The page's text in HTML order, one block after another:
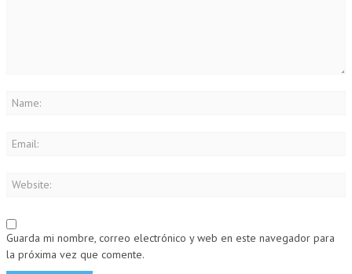
Guarda mi nombre, correo electrónico y web en este navegador para
la próxima vez que comente.